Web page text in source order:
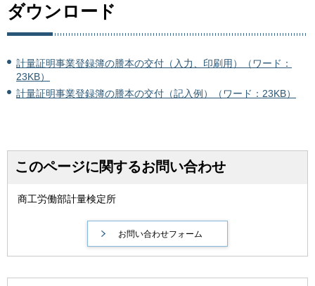
ダウンロード
計量証明事業登録簿の謄本の交付（入力、印刷用）（ワード：
23KB）
計量証明事業登録簿の謄本の交付（記入例）（ワード：23KB）
このページに関するお問い合わせ
商工労働部計量検定所